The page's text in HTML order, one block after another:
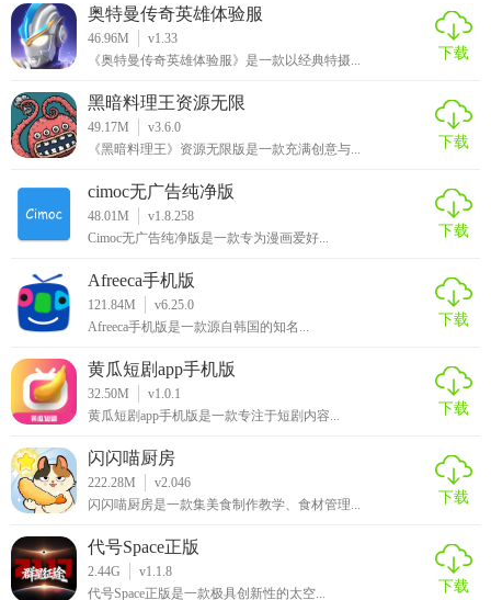
奥特曼传奇英雄体验服
46.96M
v1.33
《奥特曼传奇英雄体验服》是一款以经典特摄...
下载
黑暗料理王资源无限
49.17M
v3.6.0
《黑暗料理王》资源无限版是一款充满创意与...
下载
cimoc无广告纯净版
48.01M
v1.8.258
Cimoc无广告纯净版是一款专为漫画爱好...
下载
Afreeca手机版
121.84M
v6.25.0
Afreeca手机版是一款源自韩国的知名...
下载
黄瓜短剧app手机版
32.50M
v1.0.1
黄瓜短剧app手机版是一款专注于短剧内容...
下载
闪闪喵厨房
222.28M
v2.046
闪闪喵厨房是一款集美食制作教学、食材管理...
下载
代号Space正版
2.44G
v1.1.8
代号Space正版是一款极具创新性的太空...
下载